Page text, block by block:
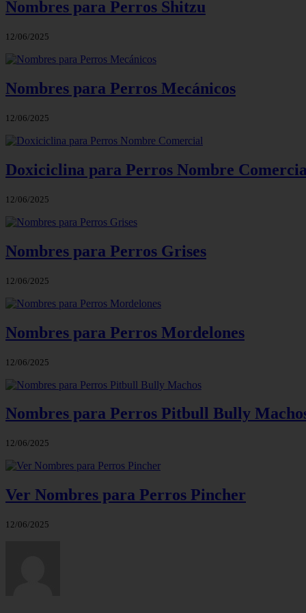
Nombres para Perros Shitzu
12/06/2025
Nombres para Perros Mecánicos
12/06/2025
Doxiciclina para Perros Nombre
12/06/2025
Nombres para Perros Grises
12/06/2025
Nombres para Perros Mordelones
12/06/2025
Nombres para Perros Pitbull Bully
12/06/2025
Ver Nombres para Perros Pincher
12/06/2025